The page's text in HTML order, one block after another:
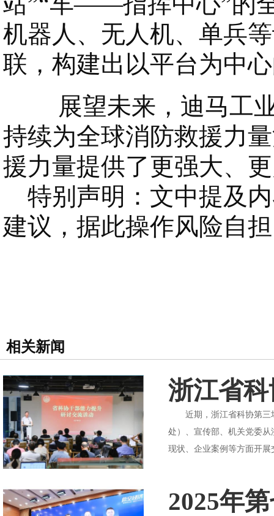
机器人、无人机、单兵
联，构建出以平台为中
展望未来，迪马工业
持续为全球消防救援力
援力量提供了更强大、
特别声明：文中提及
建议，据此操作风险自
相关新闻
浙江省
近期，浙江省科协第三
处）、宣传部、机关党委
现状、企业案例等方面开
2025年